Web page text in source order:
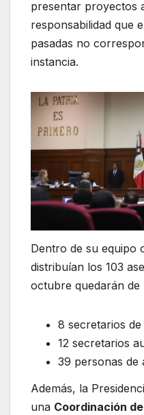
presentar proyectos
responsabilidad que
pasadas no
instancia.
Dentro de su equipo
distribuían los 103
octubre quedarán de
8 secretarios
12 secretarios
39 personas de
Además, la
una Coordinación de